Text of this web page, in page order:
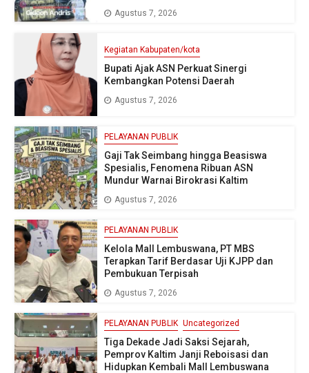
Agustus 7, 2026
Kegiatan Kabupaten/kota
Bupati Ajak ASN Perkuat Sinergi
Kembangkan Potensi Daerah
Agustus 7, 2026
PELAYANAN PUBLIK
Gaji Tak Seimbang hingga Beasiswa
Spesialis, Fenomena Ribuan ASN
Mundur Warnai Birokrasi Kaltim
Agustus 7, 2026
PELAYANAN PUBLIK
Kelola Mall Lembuswana, PT MBS
Terapkan Tarif Berdasar Uji KJPP dan
Pembukuan Terpisah
Agustus 7, 2026
PELAYANAN PUBLIK Uncategorized
Tiga Dekade Jadi Saksi Sejarah,
Pemprov Kaltim Janji Reboisasi dan
Hidupkan Kembali Mall Lembuswana